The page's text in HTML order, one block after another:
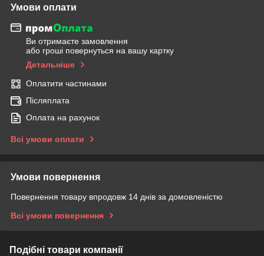
Умови оплати
Ви отримаєте замовлення
або гроші повернуться на вашу картку
Детальніше
Оплатити частинами
Післяплата
Оплата на рахунок
Всі умови оплати
Умови повернення
Повернення товару впродовж 14 днів за домовленістю
Всі умови повернення
Подібні товари компанії